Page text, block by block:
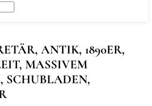
ANTIK, 1890ER,
MASSIVEM
SCHUBLADEN,